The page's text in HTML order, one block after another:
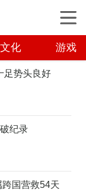
文化 游戏
足势头良好
纪录
国营救54天